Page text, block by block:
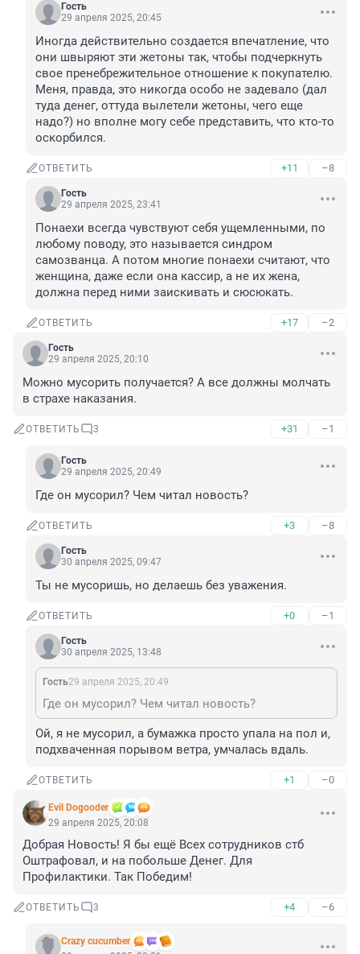
Гость
29 апреля 2025, 20:45
Иногда действительно создается впечатление, что
они швыряют эти жетоны так, чтобы подчеркнуть
свое пренебрежительное отношение к покупателю.
Меня, правда, это никогда особо не задевало (дал
туда денег, оттуда вылетели жетоны, чего еще
надо?) но вполне могу себе представить, что кто-то
оскорбился.
ОТВЕТИТЬ +11 –8
Гость
29 апреля 2025, 23:41
Понаехи всегда чувствуют себя ущемленными, по
любому поводу, это называется синдром
самозванца. А потом многие понаехи считают, что
женщина, даже если она кассир, а не их жена,
должна перед ними заискивать и сюсюкать.
ОТВЕТИТЬ +17 –2
Гость
29 апреля 2025, 20:10
Можно мусорить получается? А все должны молчать
в страхе наказания.
ОТВЕТИТЬ 3 +31 –1
Гость
29 апреля 2025, 20:49
Где он мусорил? Чем читал новость?
ОТВЕТИТЬ +3 –8
Гость
30 апреля 2025, 09:47
Ты не мусоришь, но делаешь без уважения.
ОТВЕТИТЬ +0 –1
Гость
30 апреля 2025, 13:48
Гость29 апреля 2025, 20:49
Где он мусорил? Чем читал новость?
Ой, я не мусорил, а бумажка просто упала на пол и,
подхваченная порывом ветра, умчалась вдаль.
ОТВЕТИТЬ +1 –0
Evil Dogooder
29 апреля 2025, 20:08
Добрая Новость! Я бы ещё Всех сотрудников стб
Оштрафовал, и на побольше Денег. Для
Профилактики. Так Победим!
ОТВЕТИТЬ 3 +4 –6
Crazy cucumber